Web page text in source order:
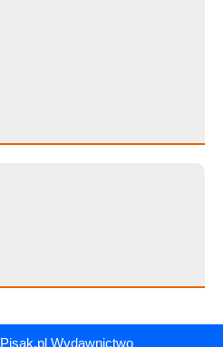
Pisak.pl Wydawnictwo